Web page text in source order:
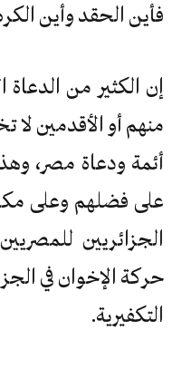
فأين الحقد وأين
إن الكثير من الدعاة
منهم أو الأقدمين
أئمة ودعاة مصر،
على فضلهم وعلى
الجزائريين
حركة الإخوان في
التكفيرية.